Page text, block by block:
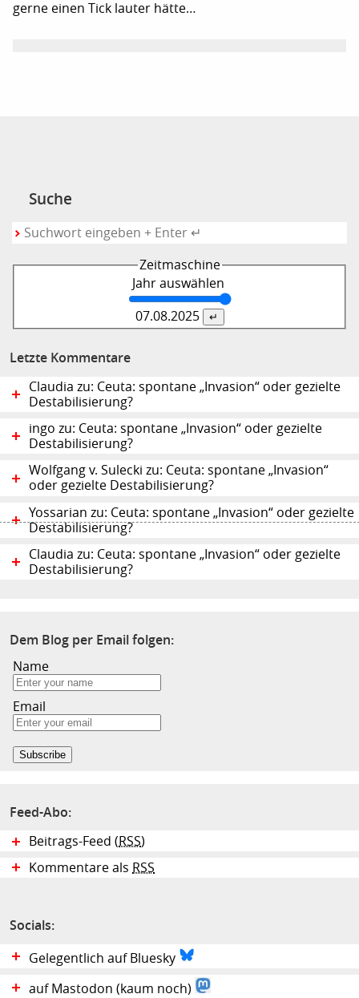
gerne einen Tick lauter hätte…
Suche
Zeitmaschine
Jahr auswählen
07.08.2025
Letzte Kommentare
Claudia zu: Ceuta: spontane „Invasion“ oder gezielte
Destabilisierung?
ingo zu: Ceuta: spontane „Invasion“ oder gezielte
Destabilisierung?
Wolfgang v. Sulecki zu: Ceuta: spontane „Invasion“
oder gezielte Destabilisierung?
Yossarian zu: Ceuta: spontane „Invasion“ oder gezielte
Destabilisierung?
Claudia zu: Ceuta: spontane „Invasion“ oder gezielte
Destabilisierung?
Dem Blog per Email folgen:
Name
Email
Feed-Abo:
Beitrags-Feed (RSS)
Kommentare als RSS
Socials:
Gelegentlich auf Bluesky
auf Mastodon (kaum noch)